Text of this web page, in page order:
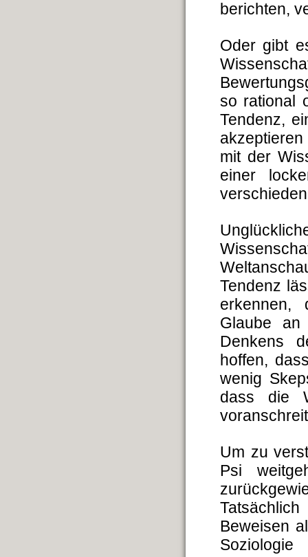
berichten,
Oder gibt
so rational
Tendenz,
mit der
einer
Tendenz
erkennen,
Glaube
Denkens
hoffen,
wenig
dass die
Um zu
Psi
Beweisen
Soziologie